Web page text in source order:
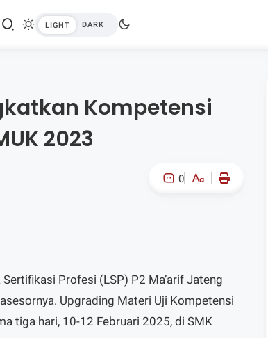
Kompetensi
2023
0
Profesi (LSP) P2 Ma’arif Jateng
Upgrading Materi Uji Kompetensi
tiga hari, 10-12 Februari 2025, di SMK